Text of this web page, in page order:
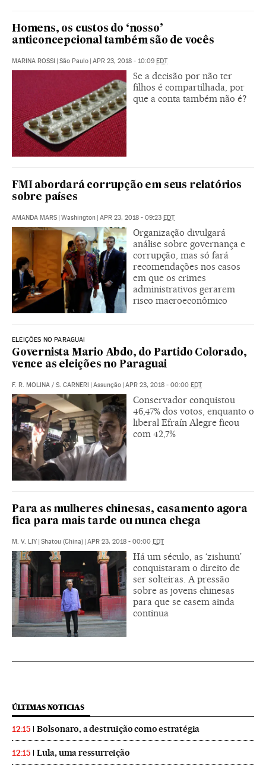
Homens, os custos do ‘nosso’
anticoncepcional também são de vocês
MARINA ROSSI | São Paulo | APR 23, 2018 - 10:09 EDT
Se a decisão por não ter
filhos é compartilhada, por
que a conta também não é?
FMI abordará corrupção em seus relatórios
sobre países
AMANDA MARS | Washington | APR 23, 2018 - 09:23 EDT
Organização divulgará
análise sobre governança e
corrupção, mas só fará
recomendações nos casos
em que os crimes
administrativos gerarem
risco macroeconômico
ELEIÇÕES NO PARAGUAI
Governista Mario Abdo, do Partido Colorado,
vence as eleições no Paraguai
F. R. MOLINA / S. CARNERI | Assunção | APR 23, 2018 - 00:00 EDT
Conservador conquistou
46,47% dos votos, enquanto o
liberal Efraín Alegre ficou
com 42,7%
Para as mulheres chinesas, casamento agora
fica para mais tarde ou nunca chega
M. V. LIY | Shatou (China) | APR 23, 2018 - 00:00 EDT
Há um século, as ‘zishunü’
conquistaram o direito de
ser solteiras. A pressão
sobre as jovens chinesas
para que se casem ainda
continua
ÚLTIMAS NOTICIAS
12:15 Bolsonaro, a destruição como estratégia
12:15 Lula, uma ressurreição